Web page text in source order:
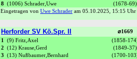
8 (1006) Schrader,Uwe (1678-69)
Eingetragen von Uwe Schrader am 05.10.2025, 15:15
Herforder SV Kö.Spr. II ⌀1669
1
(9) Fritz,Axel (1858-
2 (12) Krause,Gerd (1849-37)
3 (13) Nußbaumer,Bernhard (1700-